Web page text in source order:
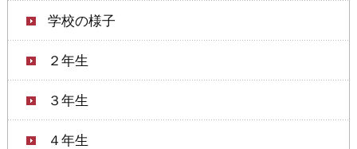
学校の様子
２年生
３年生
４年生